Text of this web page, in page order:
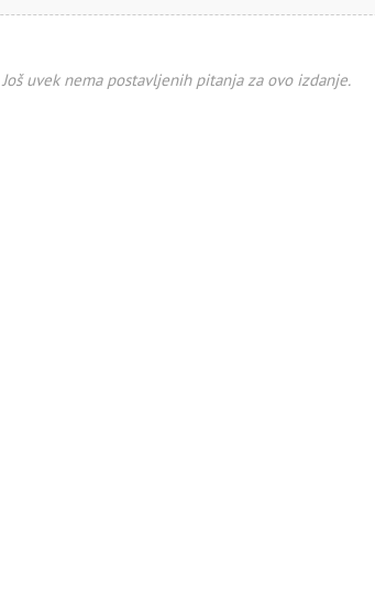
Još uvek nema postavljenih pitanja za ovo izdanje.